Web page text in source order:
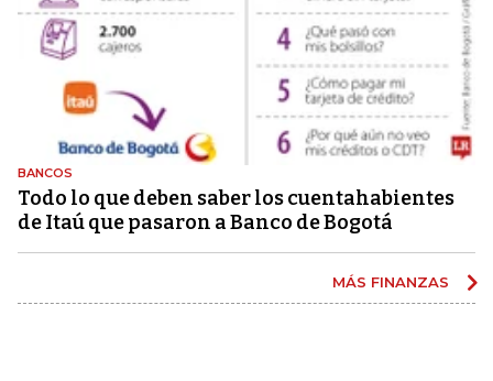
BANCOS
Todo lo que deben saber los cuentahabientes
de Itaú que pasaron a Banco de Bogotá
MÁS FINANZAS